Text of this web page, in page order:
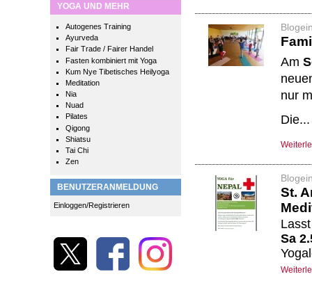
YOGA UND MEHR
Autogenes Training
Ayurveda
Fair Trade / Fairer Handel
Fasten kombiniert mit Yoga
Kum Nye Tibetisches Heilyoga
Meditation
Nia
Nuad
Pilates
Qigong
Shiatsu
Tai Chi
Zen
BENUTZERANMELDUNG
Einloggen/Registrieren
Am
nur
Die...
St.
Sa